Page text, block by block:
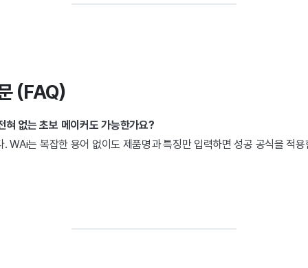
(FAQ)
혀 없는 초보 메이커도 가능한가요?
. WAi는 복잡한 용어 없이도 제품명과 특징만 입력하면 성공 공식을 적